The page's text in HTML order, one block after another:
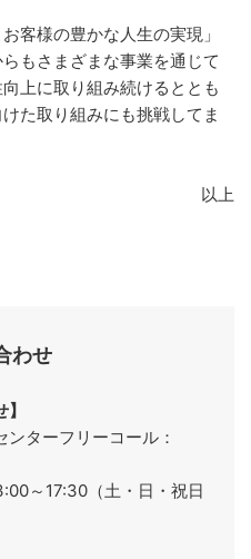
客様の豊かな人生の実現」
もさまざまな事業を通じて
上に取り組み続けるととも
た取り組みにも挑戦してま
以上
わせ
ターフリーコール：
～17:30（土・日・祝日